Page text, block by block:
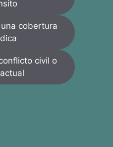
cobertura
civil o